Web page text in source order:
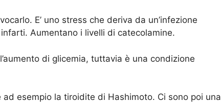
E’ uno stress che deriva da un’infezione
Aumentano i livelli di catecolamine.
di glicemia, tuttavia è una condizione
esempio la tiroidite di Hashimoto. Ci sono poi una